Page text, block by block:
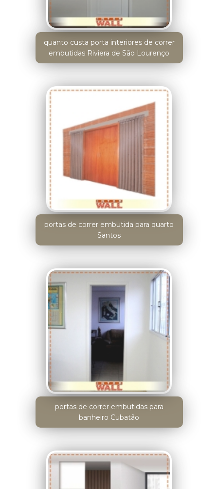
quanto custa porta interiores de correr
embutidas Riviera de São Lourenço
portas de correr embutida para quarto
Santos
portas de correr embutidas para
banheiro Cubatão